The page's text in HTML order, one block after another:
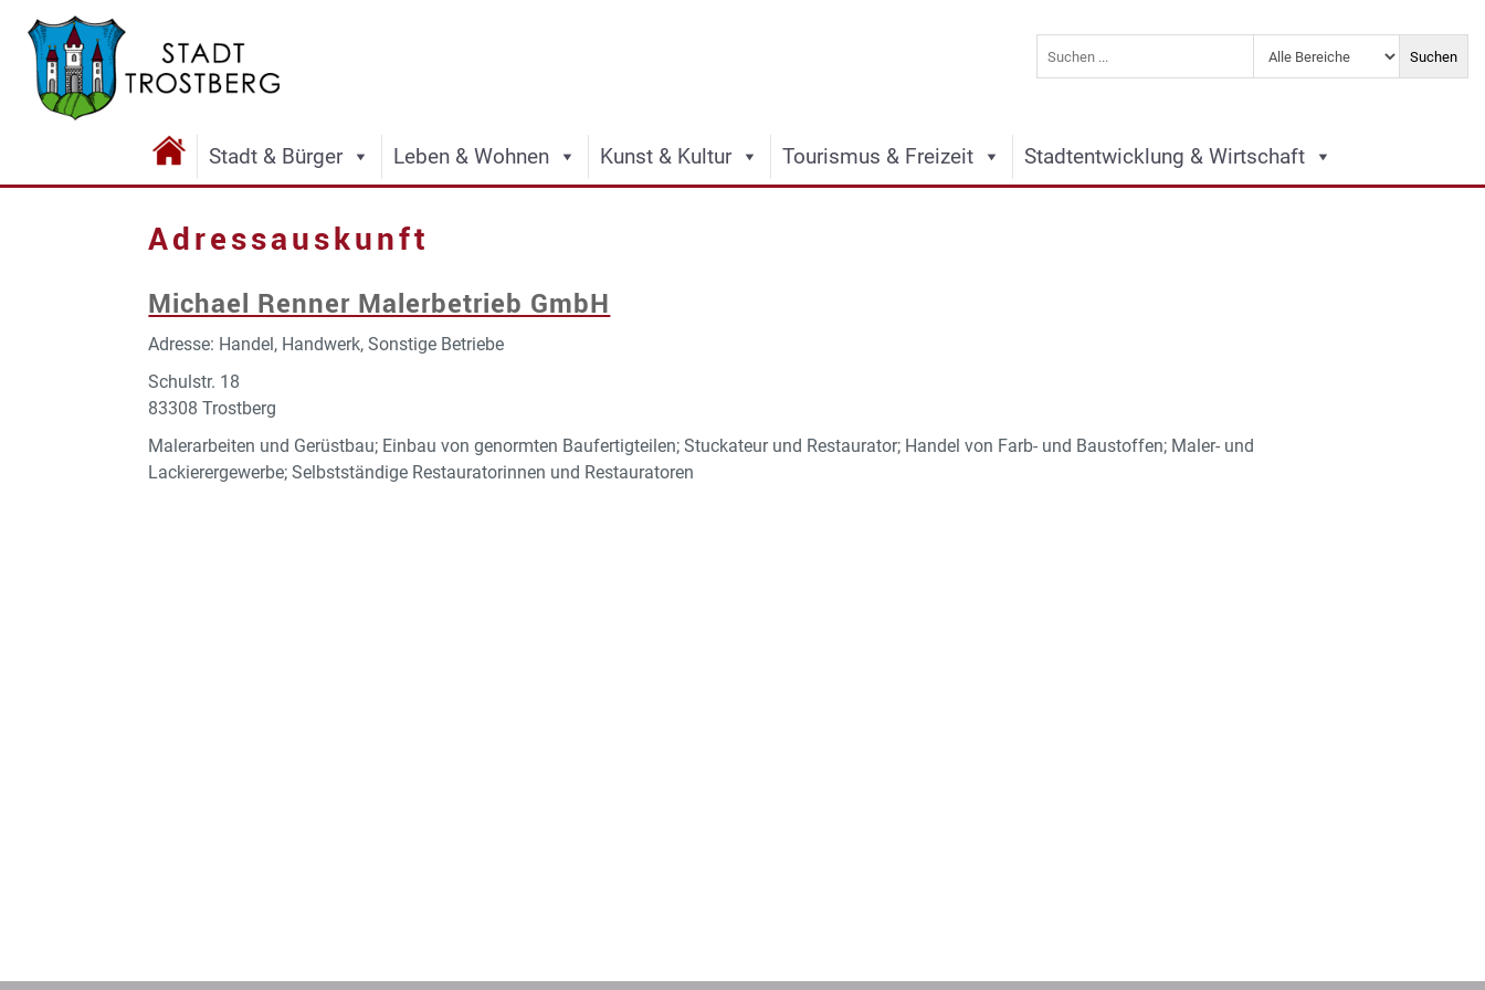
Stadt & Bürger Leben & Wohnen Kunst & Kultur Tourismus & Freizeit Stadtentwicklung & Wirtschaft
Adressauskunft
Michael Renner Malerbetrieb GmbH
Adresse: Handel, Handwerk, Sonstige Betriebe
Schulstr. 18
83308 Trostberg
Malerarbeiten und Gerüstbau; Einbau von genormten Baufertigteilen; Stuckateur und Restaurator; Handel von Farb- und Baustoffen; Maler- und
Lackierergewerbe; Selbstständige Restauratorinnen und Restauratoren